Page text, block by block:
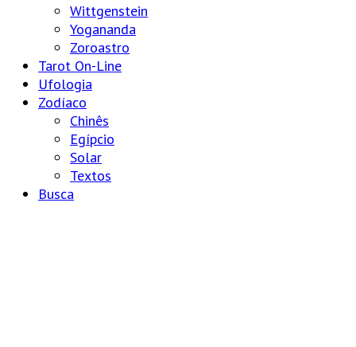
Wittgenstein
Yogananda
Zoroastro
Tarot On-Line
Ufologia
Zodíaco
Chinês
Egípcio
Solar
Textos
Busca